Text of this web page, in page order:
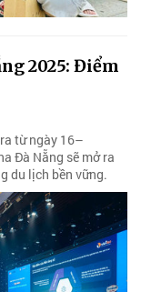
2025: Điểm
từ ngày 16–
Đà Nẵng sẽ mở ra
du lịch bền vững.